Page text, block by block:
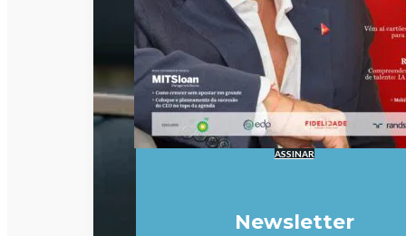
ASSINAR
Newsletter